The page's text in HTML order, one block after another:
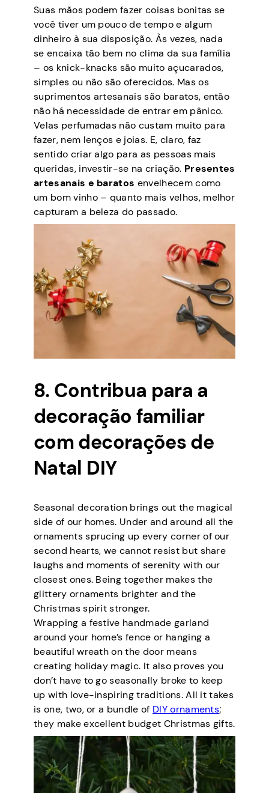
Suas mãos podem fazer coisas bonitas se
você tiver um pouco de tempo e algum
dinheiro à sua disposição. Às vezes, nada
se encaixa tão bem no clima da sua família
– os knick-knacks são muito açucarados,
simples ou não são oferecidos. Mas os
suprimentos artesanais são baratos, então
não há necessidade de entrar em pânico.
Velas perfumadas não custam muito para
fazer, nem lenços e joias. E, claro, faz
sentido criar algo para as pessoas mais
queridas, investir-se na criação. Presentes
artesanais e baratos envelhecem como
um bom vinho – quanto mais velhos, melhor
capturam a beleza do passado.
8. Contribua para a
decoração familiar
com decorações de
Natal DIY
Seasonal decoration brings out the magical
side of our homes. Under and around all the
ornaments sprucing up every corner of our
second hearts, we cannot resist but share
laughs and moments of serenity with our
closest ones. Being together makes the
glittery ornaments brighter and the
Christmas spirit stronger.
Wrapping a festive handmade garland
around your home’s fence or hanging a
beautiful wreath on the door means
creating holiday magic. It also proves you
don’t have to go seasonally broke to keep
up with love-inspiring traditions. All it takes
is one, two, or a bundle of DIY ornaments;
they make excellent budget Christmas gifts.